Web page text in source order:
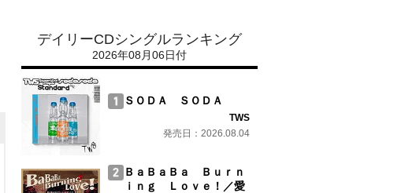
デイリーCDシングルランキング
2026年08月06日付
ＳＯＤＡ ＳＯＤＡ
TWS
発売日：2026.08.04
ＢａＢａＢａ Ｂｕｒｎ
ｉｎｇ Ｌｏｖｅ！／愛